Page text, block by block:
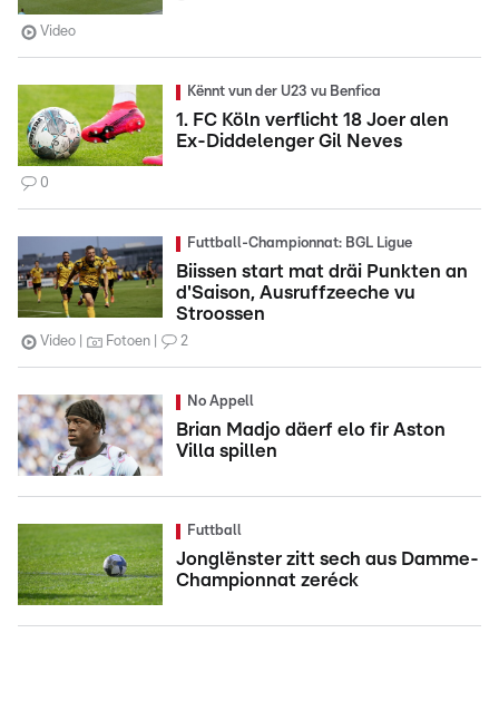
Video
Kënnt vun der U23 vu Benfica
1. FC Köln verflicht 18 Joer alen
Ex-Diddelenger Gil Neves
0
Futtball-Championnat: BGL Ligue
Biissen start mat dräi Punkten an
d'Saison, Ausruffzeeche vu
Stroossen
Video Fotoen 2
No Appell
Brian Madjo däerf elo fir Aston
Villa spillen
Futtball
Jonglënster zitt sech aus Damme-
Championnat zeréck